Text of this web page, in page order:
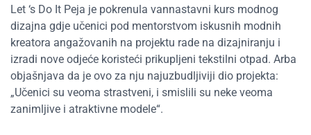
Let ‘s Do It Peja je pokrenula vannastavni kurs modnog
dizajna gdje učenici pod mentorstvom iskusnih modnih
kreatora angažovanih na projektu rade na dizajniranju i
izradi nove odjeće koristeći prikupljeni tekstilni otpad. Arba
objašnjava da je ovo za nju najuzbudljiviji dio projekta:
„Učenici su veoma strastveni, i smislili su neke veoma
zanimljive i atraktivne modele“.